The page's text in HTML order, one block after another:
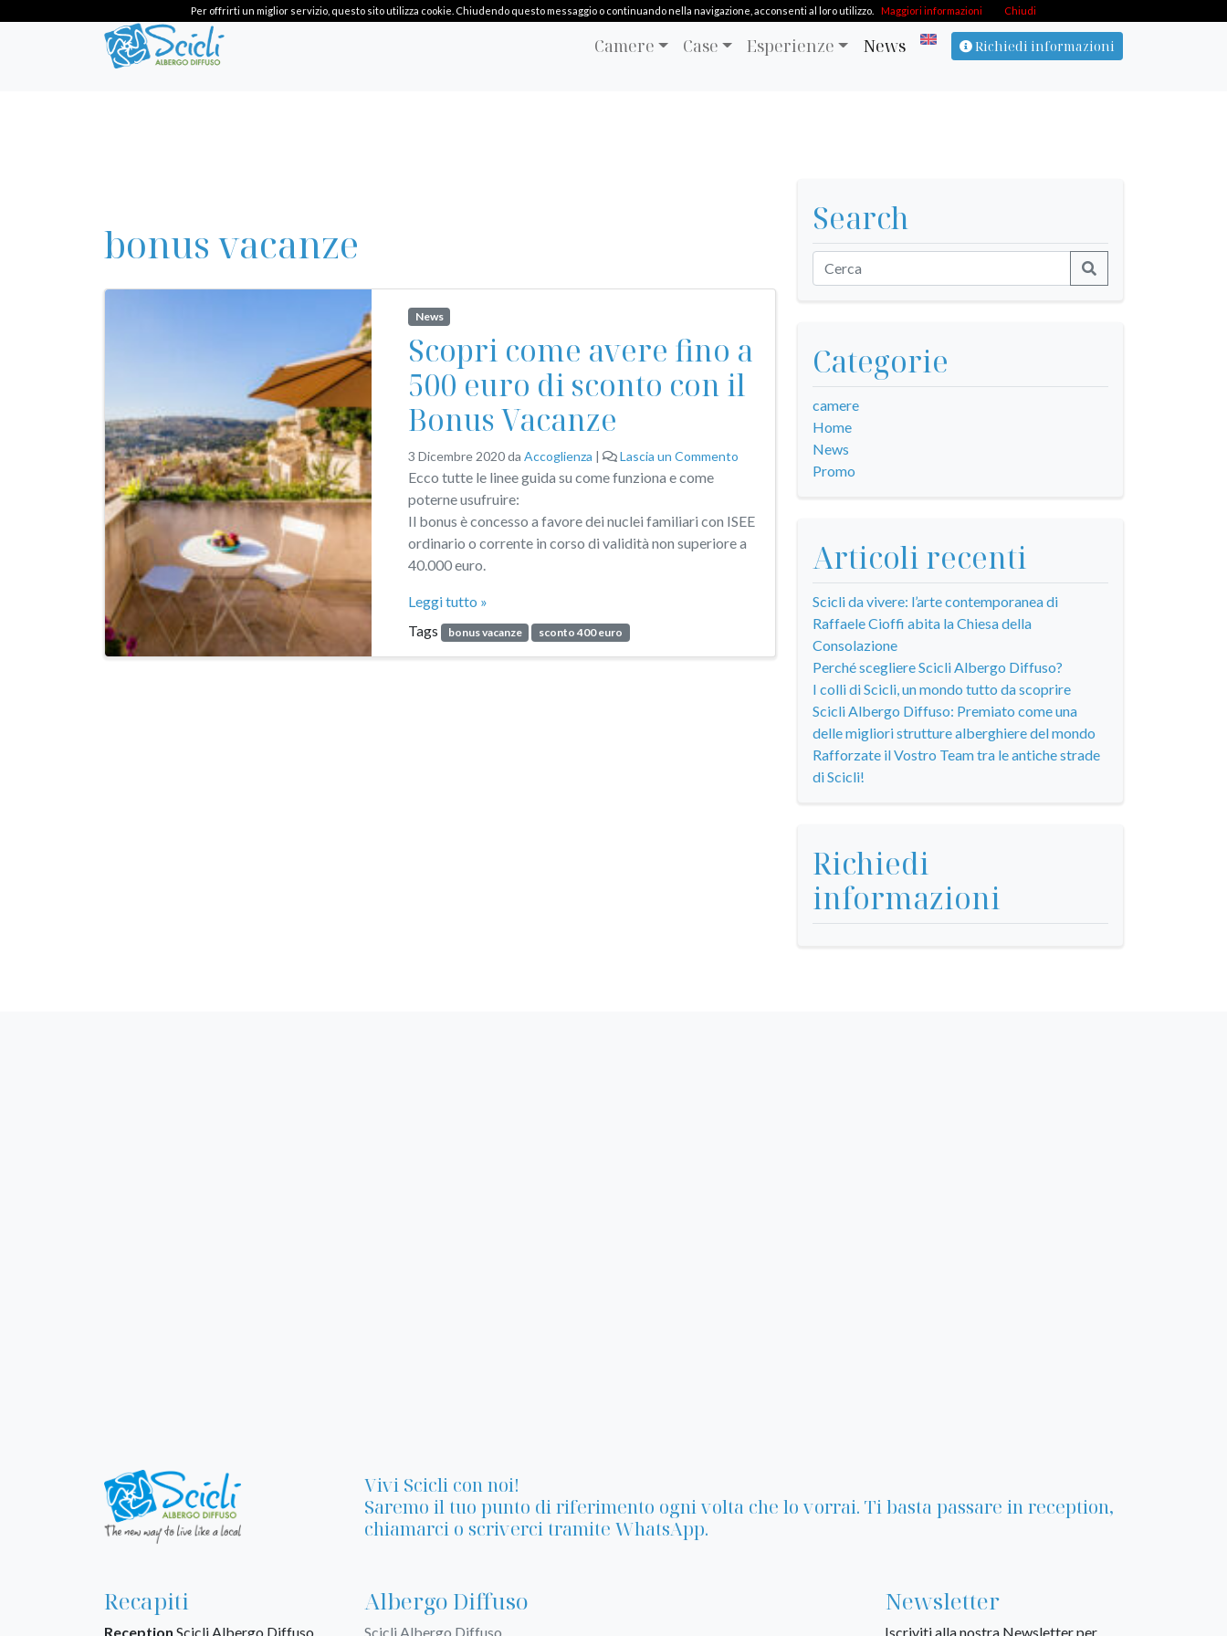
Camere Case Esperienze News Richiedi informazioni
bonus vacanze
News
Scopri come avere fino a
500 euro di sconto con il
Bonus Vacanze
3 Dicembre 2020da Accoglienza | Lascia un Commento
Ecco tutte le linee guida su come funziona e come
poterne usufruire:
Il bonus è concesso a favore dei nuclei familiari con ISEE
ordinario o corrente in corso di validità non superiore a
40.000 euro.
Leggi tutto »
Tags
bonus vacanze sconto 400 euro
Search
Categorie
camere
Home
News
Promo
Articoli recenti
Scicli da vivere: l’arte contemporanea di
Raffaele Cioffi abita la Chiesa della
Consolazione
Perché scegliere Scicli Albergo Diffuso?
I colli di Scicli, un mondo tutto da scoprire
Scicli Albergo Diffuso: Premiato come una
delle migliori strutture alberghiere del mondo
Rafforzate il Vostro Team tra le antiche strade
di Scicli!
Richiedi
informazioni
Vivi Scicli con noi!
Saremo il tuo punto di riferimento ogni volta che lo vorrai. Ti basta passare in reception,
chiamarci o scriverci tramite WhatsApp.
Recapiti
Reception Scicli Albergo Diffuso
Albergo Diffuso
Scicli Albergo Diffuso
Newsletter
Iscriviti alla nostra Newsletter per
Per offrirti un miglior servizio, questo sito utilizza cookie. Chiudendo questo messaggio o continuando nella navigazione, acconsenti al loro utilizzo. Maggiori informazioni Chiudi